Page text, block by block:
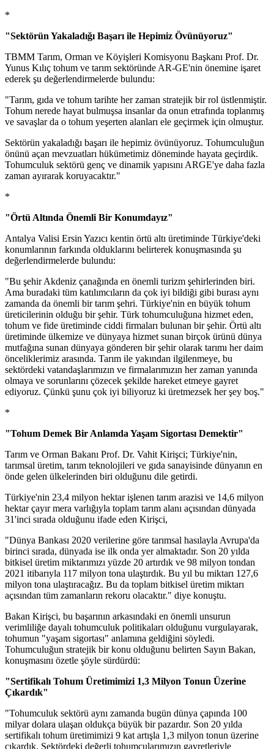
*
"Sektörün Yakaladığı Başarı ile Hepimiz Övünüyoruz"
TBMM Tarım, Orman ve Köyişleri Komisyonu Başkanı Prof. Dr.
Yunus Kılıç tohum ve tarım sektöründe AR-GE'nin önemine işaret
ederek şu değerlendirmelerde bulundu:
"Tarım, gıda ve tohum tarihte her zaman stratejik bir rol üstlenmiştir.
Tohum nerede hayat bulmuşsa insanlar da onun etrafında toplanmış
ve savaşlar da o tohum yeşerten alanları ele geçirmek için olmuştur.
Sektörün yakaladığı başarı ile hepimiz övünüyoruz. Tohumculuğun
önünü açan mevzuatları hükümetimiz döneminde hayata geçirdik.
Tohumculuk sektörü genç ve dinamik yapısını ARGE'ye daha fazla
zaman ayırarak koruyacaktır."
*
"Örtü Altında Önemli Bir Konumdayız"
Antalya Valisi Ersin Yazıcı kentin örtü altı üretiminde Türkiye'deki
konumlarının farkında olduklarını belirterek konuşmasında şu
değerlendirmelerde bulundu:
"Bu şehir Akdeniz çanağında en önemli turizm şehirlerinden biri.
Ama buradaki tüm katılımcıların da çok iyi bildiği gibi burası aynı
zamanda da önemli bir tarım şehri. Türkiye'nin en büyük tohum
üreticilerinin olduğu bir şehir. Türk tohumculuğuna hizmet eden,
tohum ve fide üretiminde ciddi firmaları bulunan bir şehir. Örtü altı
üretiminde ülkemize ve dünyaya hizmet sunan birçok ürünü dünya
mutfağına sunan dünyaya gönderen bir şehir olarak tarımı her daim
önceliklerimiz arasında. Tarım ile yakından ilgilenmeye, bu
sektördeki vatandaşlarımızın ve firmalarımızın her zaman yanında
olmaya ve sorunlarını çözecek şekilde hareket etmeye gayret
ediyoruz. Çünkü şunu çok iyi biliyoruz ki üretmezsek her şey boş."
*
"Tohum Demek Bir Anlamda Yaşam Sigortası Demektir"
Tarım ve Orman Bakanı Prof. Dr. Vahit Kirişci; Türkiye'nin,
tarımsal üretim, tarım teknolojileri ve gıda sanayisinde dünyanın en
önde gelen ülkelerinden biri olduğunu dile getirdi.
Türkiye'nin 23,4 milyon hektar işlenen tarım arazisi ve 14,6 milyon
hektar çayır mera varlığıyla toplam tarım alanı açısından dünyada
31'inci sırada olduğunu ifade eden Kirişci,
"Dünya Bankası 2020 verilerine göre tarımsal hasılayla Avrupa'da
birinci sırada, dünyada ise ilk onda yer almaktadır. Son 20 yılda
bitkisel üretim miktarımızı yüzde 20 artırdık ve 98 milyon tondan
2021 itibarıyla 117 milyon tona ulaştırdık. Bu yıl bu miktarı 127,6
milyon tona ulaştıracağız. Bu da toplam bitkisel üretim miktarı
açısından tüm zamanların rekoru olacaktır." diye konuştu.
Bakan Kirişci, bu başarının arkasındaki en önemli unsurun
verimliliğe dayalı tohumculuk politikaları olduğunu vurgulayarak,
tohumun "yaşam sigortası" anlamına geldiğini söyledi.
Tohumculuğun stratejik bir konu olduğunu belirten Sayın Bakan,
konuşmasını özetle şöyle sürdürdü:
"Sertifikalı Tohum Üretimimizi 1,3 Milyon Tonun Üzerine
Çıkardık"
"Tohumculuk sektörü aynı zamanda bugün dünya çapında 100
milyar dolara ulaşan oldukça büyük bir pazardır. Son 20 yılda
sertifikalı tohum üretimimizi 9 kat artışla 1,3 milyon tonun üzerine
çıkardık. Sektördeki değerli tohumcularımızın gayretleriyle